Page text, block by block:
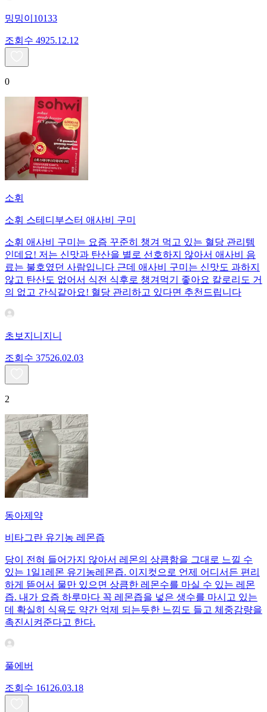
밍밍이10133
조회수 4925.12.12
0
소휘
소휘 스테디부스터 애사비 구미
소휘 애사비 구미는 요즘 꾸준히 챙겨 먹고 있는 혈당 관리템
인데요! 저는 신맛과 탄산을 별로 선호하지 않아서 애사비 음
료는 불호였던 사람입니다 근데 애사비 구미는 신맛도 과하지
않고 탄산도 없어서 식전 식후로 챙겨먹기 좋아요 칼로리도 거
의 없고 간식같아요! 혈당 관리하고 있다면 추천드립니다
초보지니지니
조회수 37526.02.03
2
동아제약
비타그란 유기농 레몬즙
당이 전혀 들어가지 않아서 레몬의 상큼함을 그대로 느낄 수
있는 1일1레몬 유기농레몬즙. 이지컷으로 언제 어디서든 편리
하게 뜯어서 물만 있으면 상큼한 레몬수를 마실 수 있는 레몬
즙. 내가 요즘 하루마다 꼭 레몬즙을 넣은 생수를 마시고 있는
데 확실히 식욕도 약간 억제 되는듯한 느낌도 들고 체중감량을
촉진시켜준다고 한다.
풀에버
조회수 161 26.03.18